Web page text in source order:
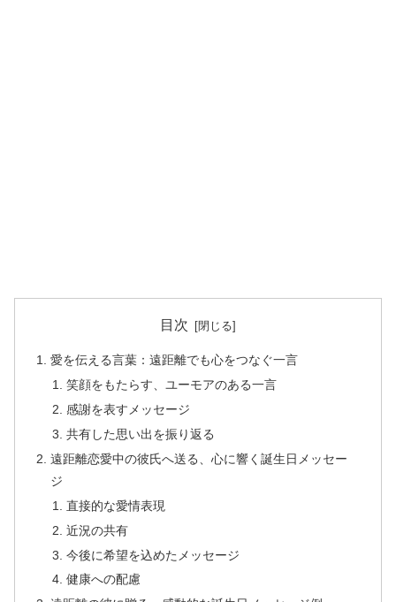
目次
愛を伝える言葉：遠距離でも心をつなぐ一言
笑顔をもたらす、ユーモアのある一言
感謝を表すメッセージ
共有した思い出を振り返る
遠距離恋愛中の彼氏へ送る、心に響く誕生日メッセー
ジ
直接的な愛情表現
近況の共有
今後に希望を込めたメッセージ
健康への配慮